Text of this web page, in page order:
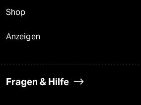
Shop
Anzeigen
Fragen & Hilfe